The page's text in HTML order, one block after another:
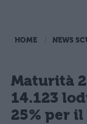
HOME NEWS
Maturità
14.123
25% per